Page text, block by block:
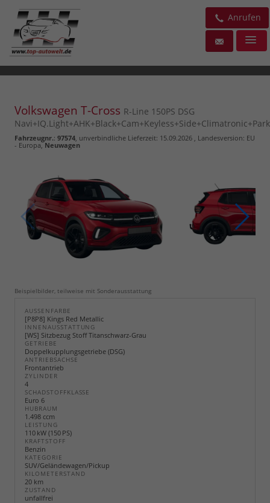
Anrufen
Volkswagen T-Cross R-Line 150PS DSG
Fahrzeugnr.: 97574 , unverbindliche Lieferzeit: 15.09.2026 , Landesversion: EU
- Europa,Neuwagen
Beispielbilder, teilweise mit Sonderausstattung
AUSSENFARBE
[P8P8] Kings Red Metallic
INNENAUSSTATTUNG
[WS] Sitzbezug Stoff Titanschwarz-Grau
GETRIEBE
Doppelkupplungsgetriebe (DSG)
ANTRIEBSACHSE
Frontantrieb
ZYLINDER
4
SCHADSTOFFKLASSE
Euro 6
HUBRAUM
1.498 ccm
LEISTUNG
110 kW (150 PS)
KRAFTSTOFF
Benzin
KATEGORIE
SUV/Geländewagen/Pickup
KILOMETERSTAND
20 km
ZUSTAND
unfallfrei